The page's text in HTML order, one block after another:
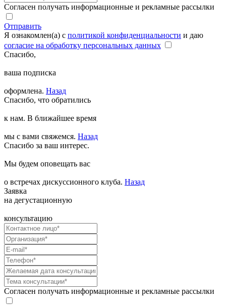
Согласен получать информационные и рекламные рассылки
Отправить
Я ознакомлен(а) с политикой конфиденциальности и даю
согласие на обработку персональных данных
Спасибо,
ваша подписка
оформлена. Назад
Спасибо, что обратились
к нам. В ближайшее время
мы с вами свяжемся. Назад
Спасибо за ваш интерес.
Мы будем оповещать вас
о встречах дискуссионного клуба. Назад
Заявка
на дегустационную
консультацию
Согласен получать информационные и рекламные рассылки